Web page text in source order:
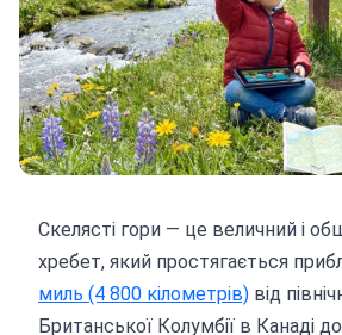
Скелясті гори — це величний і
хребет, який простягається
миль (4 800 кілометрів) від
Британської Колумбії в Канаді